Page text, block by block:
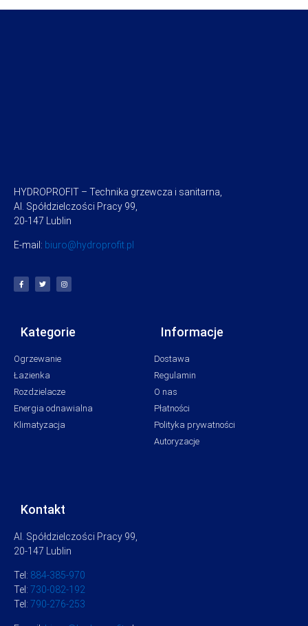
HYDROPROFIT – Technika grzewcza i sanitarna,
Al. Spółdzielczości Pracy 99,
20-147 Lublin
E-mail: biuro@hydroprofit.pl
Kategorie
Ogrzewanie
Łazienka
Rozdzielacze
Energia odnawialna
Klimatyzacja
Informacje
Dostawa
Regulamin
O nas
Płatności
Polityka prywatności
Autoryzacje
Kontakt
Al. Spółdzielczości Pracy 99,
20-147 Lublin
Tel: 884-385-970
Tel: 730-082-192
Tel: 790-276-253